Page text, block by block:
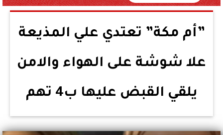
”أم مكة” تعتدي علي المذيعة
علا شوشة على الهواء والامن
يلقي القبض عليها ب4 تهم